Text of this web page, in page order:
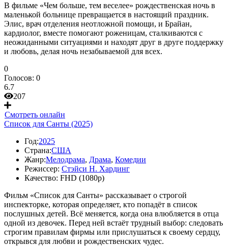
В фильме «Чем больше, тем веселее» рождественская ночь в
маленькой больнице превращается в настоящий праздник.
Элис, врач отделения неотложной помощи, и Брайан,
кардиолог, вместе помогают роженицам, сталкиваются с
неожиданными ситуациями и находят друг в друге поддержку
и любовь, делая ночь незабываемой для всех.
0
Голосов: 0
6.7
207
Смотреть онлайн
Список для Санты (2025)
Год:2025
Страна:США
Жанр:Мелодрама, Драма, Комедии
Режиссер: Стэйси Н. Хардинг
Качество: FHD (1080p)
Фильм «Список для Санты» рассказывает о строгой
инспекторке, которая определяет, кто попадёт в список
послушных детей. Всё меняется, когда она влюбляется в отца
одной из девочек. Перед ней встаёт трудный выбор: следовать
строгим правилам фирмы или прислушаться к своему сердцу,
открывся для любви и рождественских чудес.